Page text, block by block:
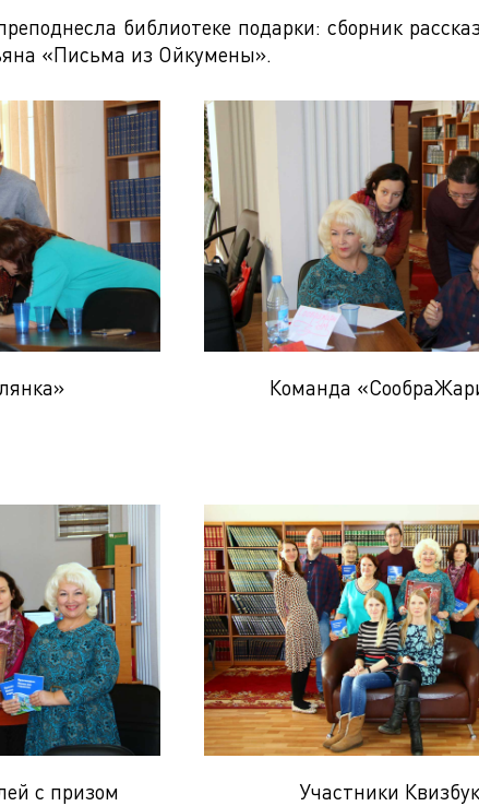
библиотеке подарки: сборник
«Письма из Ойкумены».
Команда
с призом Участники